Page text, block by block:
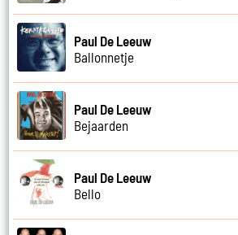
Paul De Leeuw
Ballonnetje
Paul De Leeuw
Bejaarden
Paul De Leeuw
Bello